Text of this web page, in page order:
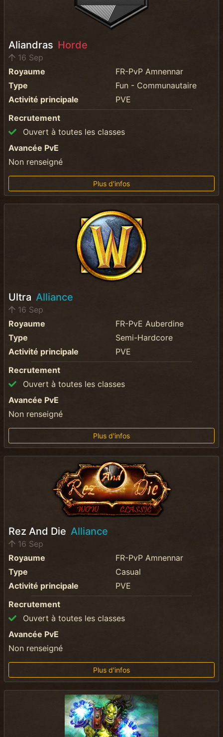
Aliandras Horde
16 Sep
Royaume
FR-PvP Amnennar
Type
Fun - Communautaire
Activité principale
PVE
Recrutement
Ouvert à toutes les classes
Avancée PvE
Non renseigné
Plus d'infos
Ultra Alliance
16 Sep
Royaume
FR-PvE Auberdine
Type
Semi-Hardcore
Activité principale
PVE
Recrutement
Ouvert à toutes les classes
Avancée PvE
Non renseigné
Plus d'infos
Rez And Die Alliance
16 Sep
Royaume
FR-PvP Amnennar
Type
Casual
Activité principale
PVE
Recrutement
Ouvert à toutes les classes
Avancée PvE
Non renseigné
Plus d'infos